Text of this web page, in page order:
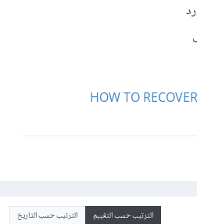
HOW TO
الترتيب حسب التقييم الترتيب حسب التاريخ